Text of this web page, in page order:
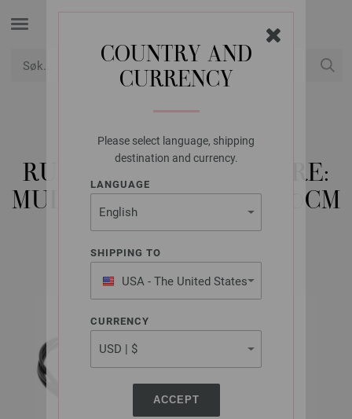
COUNTRY AND
CURRENCY
Please select language, shipping
destination and currency.
LANGUAGE
SHIPPING TO
USA - The United States
of America
CURRENCY
ACCEPT
LANA GROSSA
RUNDPINNE DESIGN-TRE:
MULTICOLOR ST. 4,5/100CM